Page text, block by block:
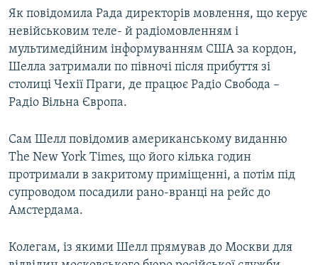
ДЕПОРТАЦІЯ
ВІДЕОУРОКИ «ELIFBE»
УКРАЇНСЬКА ПРОБЛЕМА КРИМУ
ІНФОГРАФІКА
ЯК ОБІЙТИ БЛОКУВАННЯ
Русский
Qırımtatar
ДОЛУЧАЙСЯ!
Усі сайти RFE/RL
Як повідомила Рада директорів мовлення, що керує
невійськовим теле- й радіомовленням і
мультимедійним інформуванням США за кордон,
Шелла затримали по півночі після прибуття зі
столиці Чехії Праги, де працює Радіо Свобода –
Радіо Вільна Європа.
Сам Шелл повідомив американському виданню
The New York Times, що його кілька годин
протримали в закритому приміщенні, а потім під
супроводом посадили рано-вранці на рейс до
Амстердама.
Колегам, із якими Шелл прямував до Москви для